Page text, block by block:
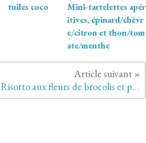
tuiles coco
Mini-tartelettes apér
itives, épinard/chèvr
e/citron et thon/tom
ate/menthe
Risotto aux fleurs de brocolis et pesto à l'ail des ours